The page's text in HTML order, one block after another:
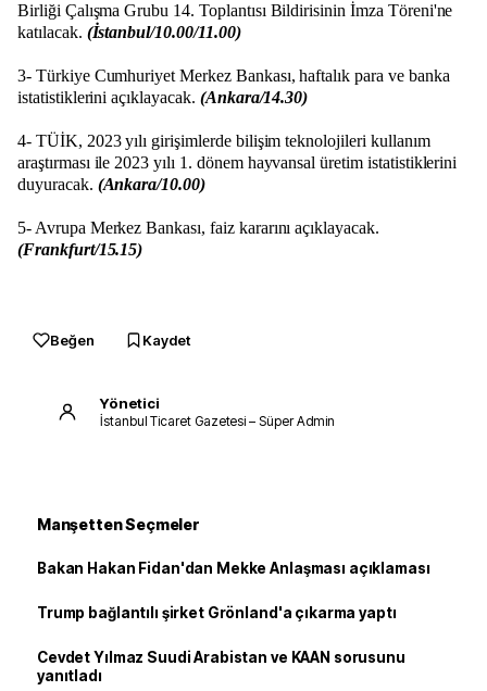
Birliği Çalışma Grubu 14. Toplantısı Bildirisinin İmza Töreni'ne
katılacak. (İstanbul/10.00/11.00)
3- Türkiye Cumhuriyet Merkez Bankası, haftalık para ve banka
istatistiklerini açıklayacak. (Ankara/14.30)
4- TÜİK, 2023 yılı girişimlerde bilişim teknolojileri kullanım
araştırması ile 2023 yılı 1. dönem hayvansal üretim istatistiklerini
duyuracak. (Ankara/10.00)
5- Avrupa Merkez Bankası, faiz kararını açıklayacak.
(Frankfurt/15.15)
Beğen Kaydet
Yönetici
İstanbul Ticaret Gazetesi – Süper Admin
Manşetten Seçmeler
Bakan Hakan Fidan'dan Mekke Anlaşması açıklaması
Trump bağlantılı şirket Grönland'a çıkarma yaptı
Cevdet Yılmaz Suudi Arabistan ve KAAN sorusunu
yanıtladı